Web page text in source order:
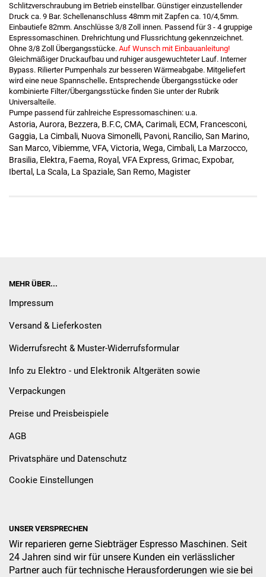
Schlitzverschraubung im Betrieb einstellbar. Günstiger einzustellender
Druck ca. 9 Bar. Schellenanschluss 48mm mit Zapfen ca. 10/4,5mm.
Einbautiefe 82mm. Anschlüsse 3/8 Zoll innen. Passend für 3 - 4 gruppige
Espressomaschinen. Drehrichtung und Flussrichtung gekennzeichnet.
Ohne 3/8 Zoll Übergangsstücke. Auf Wunsch mit Einbauanleitung!
Gleichmäßiger Druckaufbau und ruhiger ausgewuchteter Lauf. Interner
Bypass. Rilierter Pumpenhals zur besseren Wärmeabgabe. Mitgeliefert
wird eine neue Spannschelle. Entsprechende Übergangsstücke oder
kombinierte Filter/Übergangsstücke finden Sie unter der Rubrik
Universalteile.
Pumpe passend für zahlreiche Espressomaschinen: u.a.
Astoria, Aurora, Bezzera, B.F.C, CMA, Carimali, ECM, Francesconi,
Gaggia, La Cimbali, Nuova Simonelli, Pavoni, Rancilio, San Marino,
San Marco, Vibiemme, VFA, Victoria, Wega, Cimbali, La Marzocco,
Brasilia, Elektra, Faema, Royal, VFA Express, Grimac, Expobar,
Ibertal, La Scala, La Spaziale, San Remo, Magister
MEHR ÜBER...
Impressum
Versand & Lieferkosten
Widerrufsrecht & Muster-Widerrufsformular
Info zu Elektro - und Elektronik Altgeräten sowie
Verpackungen
Preise und Preisbeispiele
AGB
Privatsphäre und Datenschutz
Cookie Einstellungen
UNSER VERSPRECHEN
Wir reparieren gerne Siebträger Espresso Maschinen. Seit
24 Jahren sind wir für unsere Kunden ein verlässlicher
Partner auch für technische Herausforderungen wie sie bei